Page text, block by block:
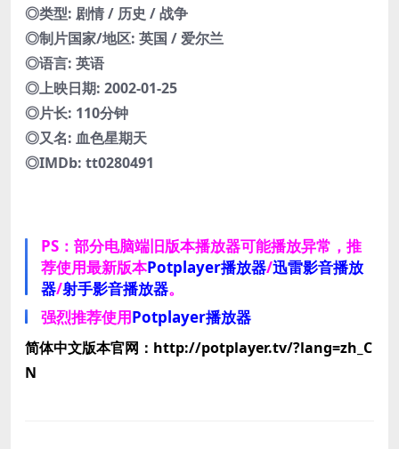
◎类型: 剧情 / 历史 / 战争
◎制片国家/地区: 英国 / 爱尔兰
◎语言: 英语
◎上映日期: 2002-01-25
◎片长: 110分钟
◎又名: 血色星期天
◎IMDb: tt0280491
PS：部分电脑端旧版本播放器可能播放异常，推
荐使用最新版本Potplayer播放器/迅雷影音播放
器/射手影音播放器。
强烈推荐使用Potplayer播放器
简体中文版本官网：http://potplayer.tv/?lang=zh_C
N